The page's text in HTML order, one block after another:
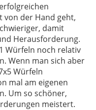
von der Hand geht,
damit
Herausforderung.
Würfeln noch relativ
Wenn man sich aber
Würfeln
mal am eigenen
Um so schöner,
meistert.